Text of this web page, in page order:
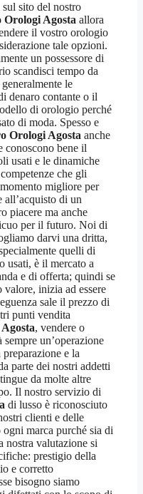
sito del nostro
Orologi Agosta allora
il vostro orologio
tale opzioni.
un possessore di
scandisci tempo da
le
denaro contante o il
di orologio perché
di moda. Spesso e
Orologi Agosta anche
conoscono bene il
usati e le dinamiche
che gli
migliore per
di un
piacere ma anche
per il futuro. Noi di
darvi una dritta,
quelli di
usati, è il mercato a
e di offerta; quindi se
inizia ad essere
sale il prezzo di
punti vendita
, vendere o
un’operazione
e la
parte dei nostri addetti
da molte altre
Il nostro servizio di
di lusso è riconosciuto
clienti e delle
marca purché sia di
nostra valutazione si
prestigio della
e corretto
bisogno siamo